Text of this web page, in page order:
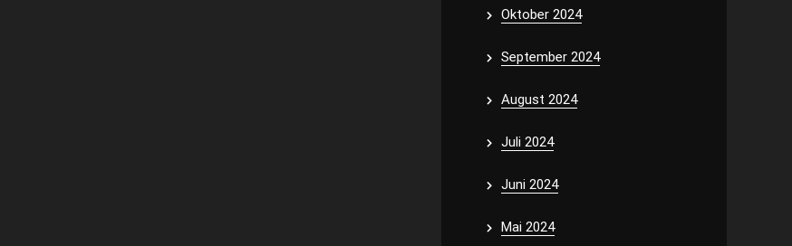
Oktober 2024
September 2024
August 2024
Juli 2024
Juni 2024
Mai 2024